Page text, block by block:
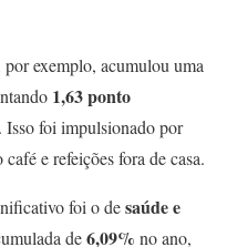
por exemplo, acumulou uma
1,63 ponto
foi impulsionado por
e refeições fora de casa.
foi o desaúde e
de6,09% no ano,